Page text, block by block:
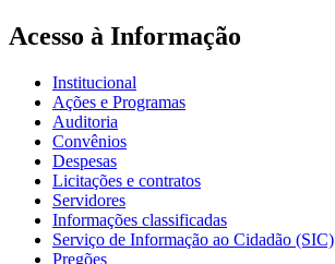
Acesso à Informação
Institucional
Ações e Programas
Auditoria
Convênios
Despesas
Licitações e contratos
Servidores
Informações classificadas
Serviço de Informação ao Cidadão (SIC)
Pregões